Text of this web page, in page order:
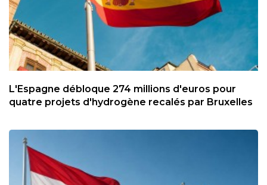
L'Espagne débloque 274 millions d'euros pour
quatre projets d'hydrogène recalés par Bruxelles